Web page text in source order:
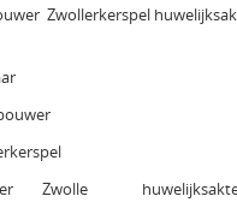
Zwollerkerspel
Zwolle huwelijksakte